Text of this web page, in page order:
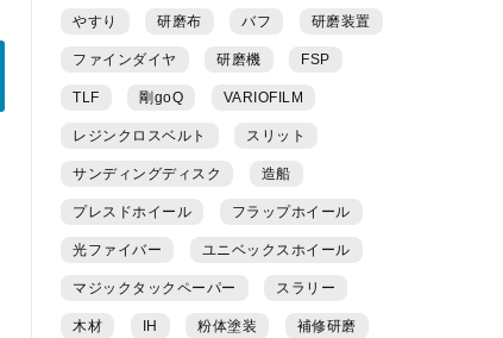
やすり 研磨布 バフ 研磨装置
ファインダイヤ 研磨機 FSP
TLF 剛goQ VARIOFILM
レジンクロスベルト スリット
サンディングディスク 造船
プレスドホイール フラップホイール
光ファイバー ユニベックスホイール
マジックタックペーパー スラリー
木材 IH 粉体塗装 補修研磨